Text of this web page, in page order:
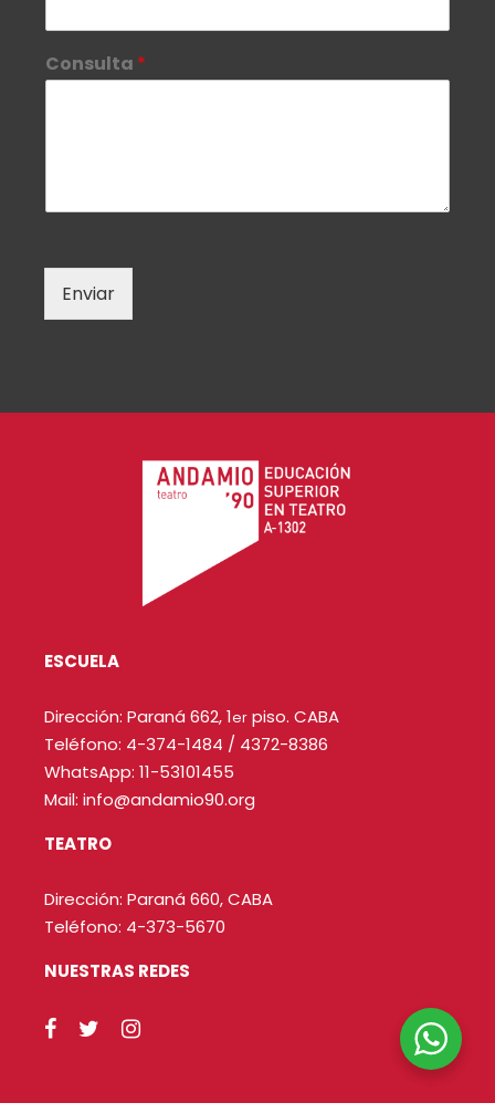
Consulta *
Enviar
ESCUELA
Dirección: Paraná 662, 1er piso. CABA
Teléfono: 4-374-1484 / 4372-8386
WhatsApp: 11-53101455
Mail: info@andamio90.org
TEATRO
Dirección: Paraná 660, CABA
Teléfono: 4-373-5670
NUESTRAS REDES